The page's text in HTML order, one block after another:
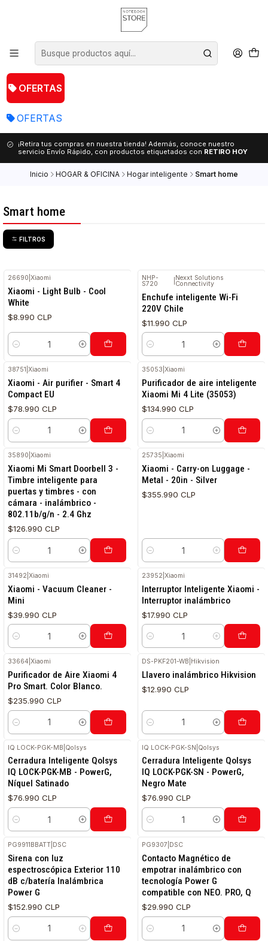
OFERTAS
OFERTAS
¡Retira tus compras en nuestra tienda! Además, conoce nuestro
servicio Envío Rápido, con productos etiquetados con RETIRO HOY
Inicio HOGAR & OFICINA Hogar inteligente Smart home
Smart home
FILTROS
26690 |Xiaomi
Xiaomi - Light Bulb - Cool
White
$8.990 CLP
Cantidad
NHP-
S720
Nexxt Solutions
Connectivity
Enchufe inteligente Wi-Fi
220V Chile
$11.990 CLP
Cantidad
38751 |Xiaomi
Xiaomi - Air purifier - Smart 4
Compact EU
$78.990 CLP
Cantidad
35053 |Xiaomi
Purificador de aire inteligente
Xiaomi Mi 4 Lite (35053)
$134.990 CLP
Cantidad
35890 |Xiaomi
Xiaomi Mi Smart Doorbell 3 -
Timbre inteligente para
puertas y timbres - con
cámara - inalámbrico -
802.11b/g/n - 2.4 Ghz
$126.990 CLP
Cantidad
25735 |Xiaomi
Xiaomi - Carry-on Luggage -
Metal - 20in - Silver
$355.990 CLP
Cantidad
31492 |Xiaomi
Xiaomi - Vacuum Cleaner -
Mini
$39.990 CLP
Cantidad
23952 |Xiaomi
Interruptor Inteligente Xiaomi -
Interruptor inalámbrico
$17.990 CLP
Cantidad
33664 |Xiaomi
Purificador de Aire Xiaomi 4
Pro Smart. Color Blanco.
$235.990 CLP
Cantidad
DS-PKF201-WB Hikvision
Llavero inalámbrico Hikvision
$12.990 CLP
Cantidad
IQ LOCK-PGK-MB Qolsys
Cerradura Inteligente Qolsys
IQ LOCK-PGK-MB - PowerG,
Níquel Satinado
$76.990 CLP
Cantidad
IQ LOCK-PGK-SN Qolsys
Cerradura Inteligente Qolsys
IQ LOCK-PGK-SN - PowerG,
Negro Mate
$76.990 CLP
Cantidad
PG9911BBATT DSC
Sirena con luz
espectroscópica Exterior 110
dB c/batería Inalámbrica
Power G
$152.990 CLP
Cantidad
PG9307 DSC
Contacto Magnético de
empotrar inalámbrico con
tecnología Power G
compatible con NEO. PRO, Q
$29.990 CLP
Cantidad